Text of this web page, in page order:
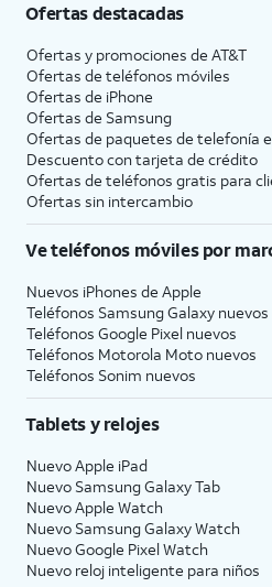
Ofertas destacadas
Ofertas y promociones de AT&T
Ofertas de teléfonos móviles
Ofertas de iPhone
Ofertas de Samsung
Ofertas de paquetes de telefonía
Descuento con tarjeta de crédito
Ofertas de teléfonos gratis para
Ofertas sin intercambio
Ve teléfonos móviles por
Nuevos iPhones de Apple
Teléfonos Samsung Galaxy nuevos
Teléfonos Google Pixel nuevos
Teléfonos Motorola Moto nuevos
Teléfonos Sonim nuevos
Tablets y relojes
Nuevo Apple iPad
Nuevo Samsung Galaxy Tab
Nuevo Apple Watch
Nuevo Samsung Galaxy Watch
Nuevo Google Pixel Watch
Nuevo reloj inteligente para niños